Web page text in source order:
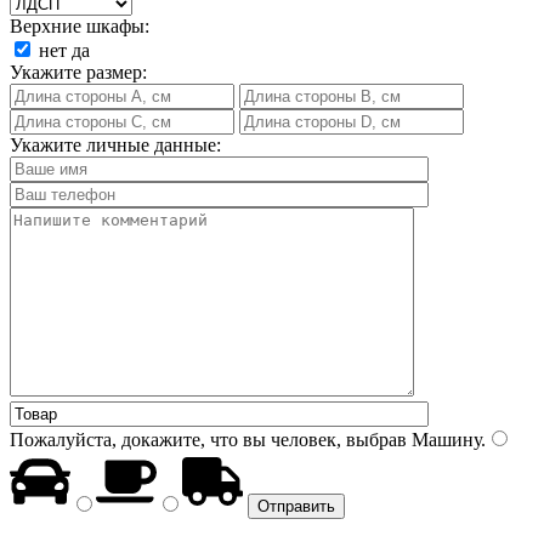
Верхние шкафы:
нет да
Укажите размер:
Укажите личные данные:
Пожалуйста, докажите, что вы человек, выбрав Машину.